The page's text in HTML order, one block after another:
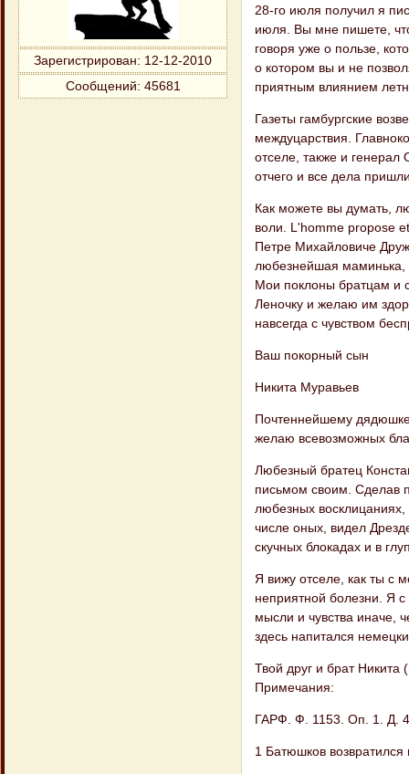
Зарегистрирован: 12-12-2010
Сообщений: 45681
28-го июля получил я
июля. Вы мне пишете,
говоря уже о пользе,
о котором вы и не
приятным влиянием
Газеты гамбургские
междуцарствия.
отселе, также и генерал
отчего и все дела
Как можете вы думать,
воли. L'homme propose
Петре Михайловиче
любезнейшая маминька,
Мои поклоны братцам и
Леночку и желаю им
навсегда с чувством
Ваш покорный сын
Никита Муравьев
Почтеннейшему
желаю всевозможных
Любезный братец
письмом своим. Сделав
любезных
числе оных, видел
скучных блокадах и в
Я вижу отселе, как ты с
неприятной болезни. Я
мысли и чувства иначе,
здесь напитался
Твой друг и брат
Примечания:
ГАРФ. Ф. 1153. Оп. 1. Д.
1 Батюшков